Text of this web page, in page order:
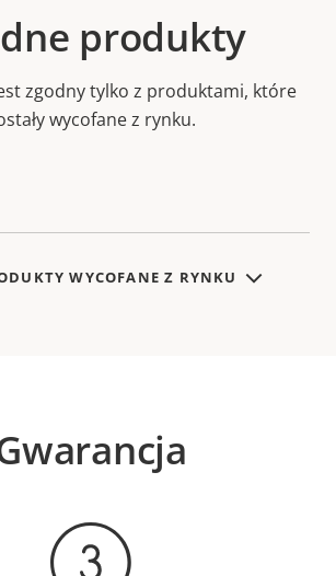
produkty
zgodny tylko z produktami, które
wycofane z rynku.
WYCOFANE Z RYNKU